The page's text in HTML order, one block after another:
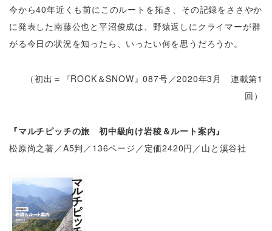
今から40年近くも前にこのルートを拓き、その記録をささやか
に発表した南藤公也と平沼俊成は、野猿返しにクライマーが群
がる今日の状況を知ったら、いったい何を思うだろうか。
（初出＝『ROCK＆SNOW』087号／2020年3月 連載第1
回）
『マルチピッチの旅 初中級向け岩稜＆ルート案内』
松原尚之著／A5判／136ページ／定価2420円／山と溪谷社